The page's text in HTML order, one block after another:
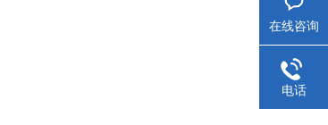
在线咨询
电话